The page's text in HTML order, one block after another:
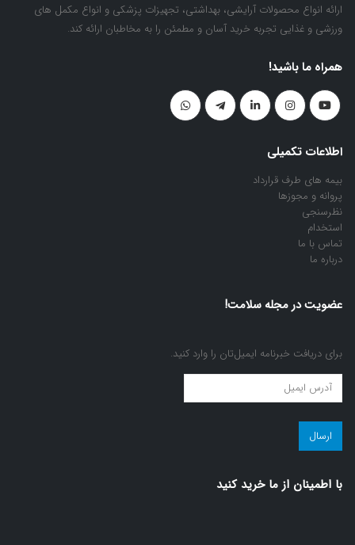
ارائه انواع محصولات آرایشی، بهداشتی، تجهیزات پزشکی و انواع مکمل های
ورزشی و غذایی تجربه خرید آسان و مطمئن را به مخاطبان ارائه کند.
همراه ما باشید!
اطلاعات تکمیلی
بیمه های طرف قرارداد
پروانه و مجوزها
نظرسنجی
استخدام
تماس با ما
درباره ما
عضویت در مجله سلامت!
برای دریافت خبرنامه ایمیل‌تان را وارد کنید.
عضویت
در
مجله
سلامت!
با اطمينان از ما خريد كنيد